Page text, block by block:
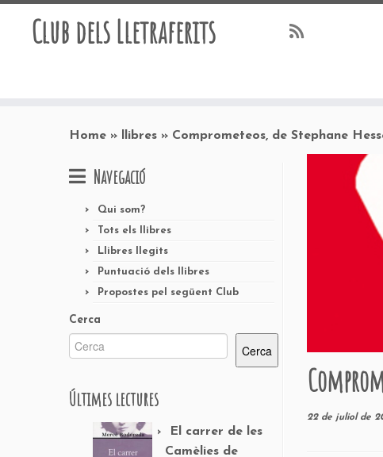
Club dels Lletraferits
Home » llibres » Comprometeos, de Stephane
Navegació
Qui som?
Tots els llibres
Llibres llegits
Puntuació dels llibres
Propostes pel següent Club
Cerca
Cerca
Últimes lectures
El carrer de les
Camèlies de
22 de juliol de